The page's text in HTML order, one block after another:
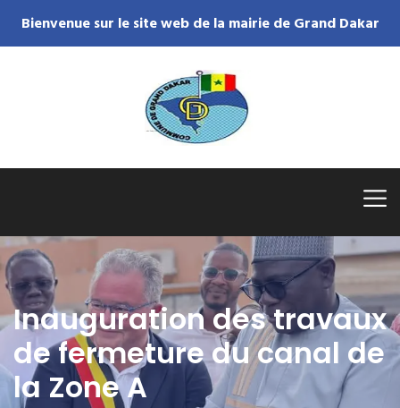
Bienvenue sur le site web de la mairie de Grand Dakar
Inauguration des travaux
de fermeture du canal de
la Zone A